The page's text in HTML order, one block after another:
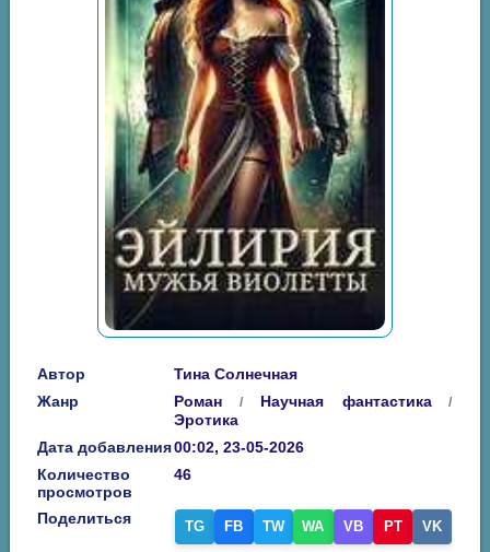
Автор
Тина Солнечная
Жанр
Роман / Научная фантастика/
Эротика
Дата добавления00:02, 23-05-2026
Количество
просмотров
46
Поделиться TG FB TW WA VB PT VK